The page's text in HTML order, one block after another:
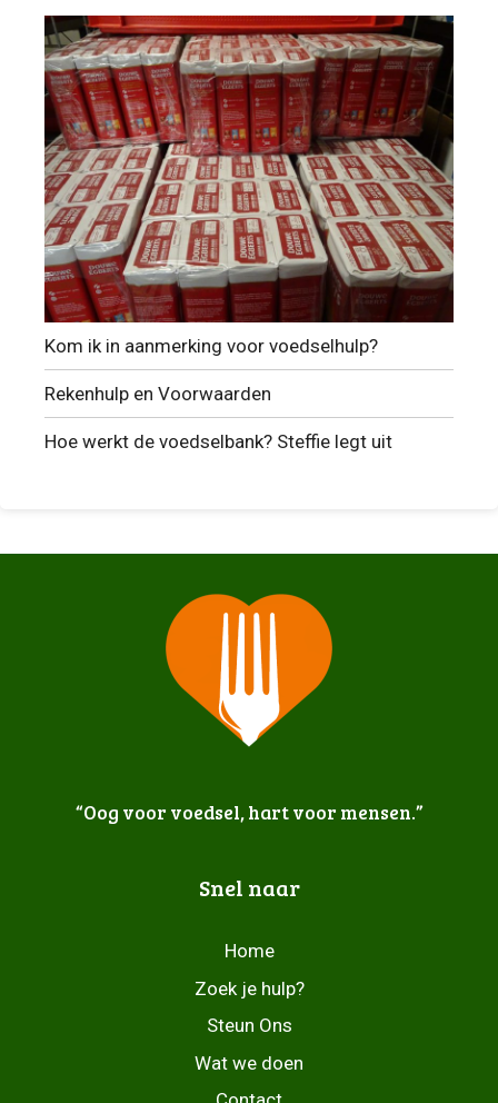
Kom ik in aanmerking voor voedselhulp?
Rekenhulp en Voorwaarden
Hoe werkt de voedselbank? Steffie legt uit
“Oog voor voedsel, hart voor mensen.”
Snel naar
Home
Zoek je hulp?
Steun Ons
Wat we doen